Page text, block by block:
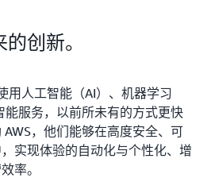
创新。
用人工智能（AI）、机器学习
能服务，以前所未有的方式更快
，他们能够在高度安全、可
实现体验的自动化与个性化、增
率。